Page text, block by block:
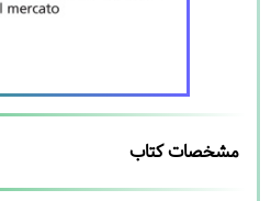
مشخصات کتاب